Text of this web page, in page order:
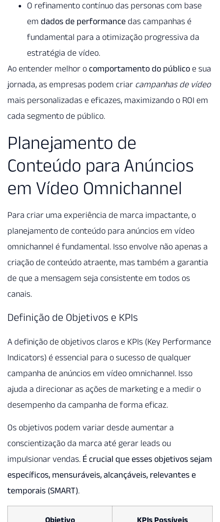
O refinamento contínuo das personas com base
em dados de performance das campanhas é
fundamental para a otimização progressiva da
estratégia de vídeo.
Ao entender melhor o comportamento do público e sua
jornada, as empresas podem criar campanhas de vídeo
mais personalizadas e eficazes, maximizando o ROI em
cada segmento de público.
Planejamento de
Conteúdo para Anúncios
em Vídeo Omnichannel
Para criar uma experiência de marca impactante, o
planejamento de conteúdo para anúncios em vídeo
omnichannel é fundamental. Isso envolve não apenas a
criação de conteúdo atraente, mas também a garantia
de que a mensagem seja consistente em todos os
canais.
Definição de Objetivos e KPIs
A definição de objetivos claros e KPIs (Key Performance
Indicators) é essencial para o sucesso de qualquer
campanha de anúncios em vídeo omnichannel. Isso
ajuda a direcionar as ações de marketing e a medir o
desempenho da campanha de forma eficaz.
Os objetivos podem variar desde aumentar a
conscientização da marca até gerar leads ou
impulsionar vendas. É crucial que esses objetivos sejam
específicos, mensuráveis, alcançáveis, relevantes e
temporais (SMART).
Objetivo KPIs Possíveis